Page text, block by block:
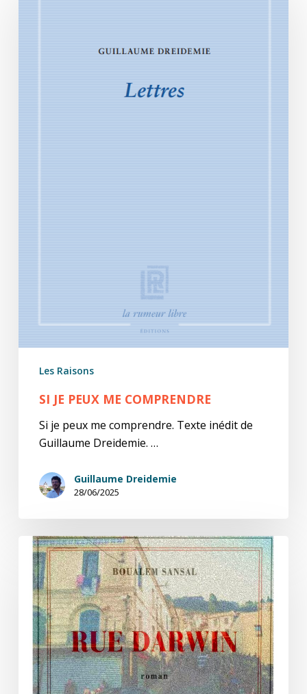
Les Raisons
SI JE PEUX ME COMPRENDRE
Si je peux me comprendre. Texte inédit de
Guillaume Dreidemie. …
Guillaume Dreidemie
28/06/2025
Va,
retourne
rue
Darwin